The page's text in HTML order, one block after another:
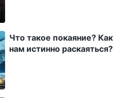
только Петр был
Него. Из этого
черты, которые
отношения
Что такое покаяние? Как
нам истинно раскаяться?